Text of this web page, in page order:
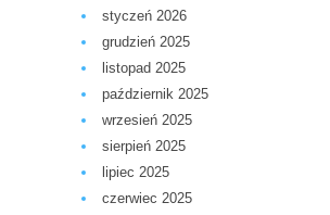
styczeń 2026
grudzień 2025
listopad 2025
październik 2025
wrzesień 2025
sierpień 2025
lipiec 2025
czerwiec 2025